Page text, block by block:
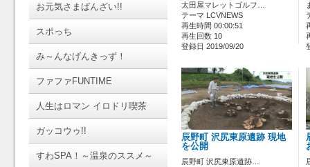
お元気さまばんざい!!
スポっち
み～んなげんきっず！
ファファFUNTIME
人生はロマン イロドリ喫茶
ガッコウゥ!!
すわSPA！～温泉のススメ～
太田屋マレットゴルフ…
テーマ LCVNEWS
再生時間 00:00:51
再生回数 10
登録日 2019/09/20
辰野町 沢尻東原遺跡 現地
を公開
辰野町 沢尻東原遺跡…